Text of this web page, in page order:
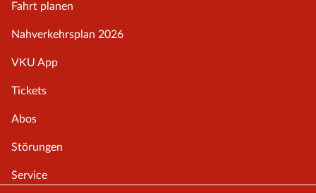
Fahrt planen
Nahverkehrsplan 2026
VKU App
Tickets
Abos
Störungen
Service